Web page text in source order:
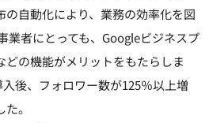
自動化により、業務の効率化を図
業者にとっても、Googleビジネスプ
どの機能がメリットをもたらしま
後、フォロワー数が125％以上増
。